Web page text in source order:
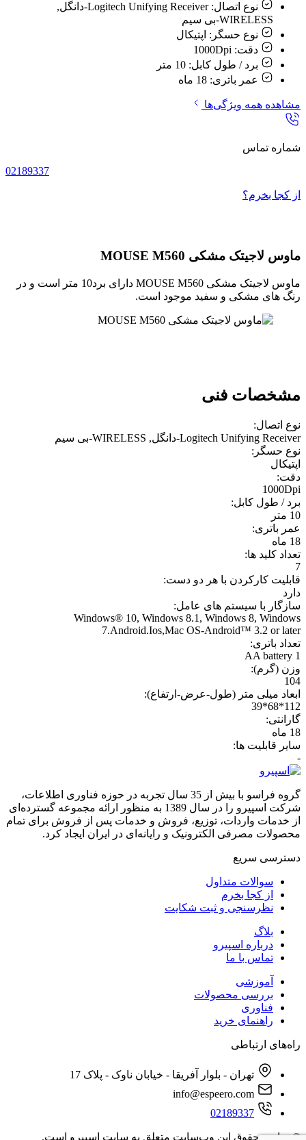
نوع اتصال:
Logitech Unifying Receiver-دانگل,
WIRELESS-بی سیم
نوع حسگر: اپتيکال
دقت: 1000Dpi
برد / طول کابل: 10 متر
عمر باتری: 18 ماه
مشاهده همه ویژگی‌ها
شماره تماس
02189337
از کجا بخرم؟
ماوس لاجیتک مشکی MOUSE M560
ماوس لاجیتک مشکی MOUSE M560 دارای برد10 متر است و در
رنگ های مشکی و سفید موجود است.
مشخصات فنی
نوع اتصال:
Logitech Unifying Receiver-دانگل, WIRELESS-بی سیم
نوع حسگر:
اپتيکال
دقت:
1000Dpi
برد / طول کابل:
10 متر
عمر باتری:
18 ماه
تعداد کلید ها:
7
قابليت کارکردن با هر دو دست:
دارد
سازگار با سیستم های عامل:
Windows® 10, Windows 8.1, Windows 8, Windows
7.Android.Ios,Mac OS-Android™ 3.2 or later
تعداد باتری:
1 AA battery
وزن (گرم):
104
ابعاد میلی متر (طول-عرض-ارتفاع):
112*68*39
گارانتی:
18 ماه
سایر قابلیت ها:
-
گروه فراسو با بیش از 35 سال تجربه در حوزه فناوری اطلاعات،
شرکت اسپیرو را در سال 1389 به منظور ارائه مجموعه گسترده‌ای
از خدمات واردات، توزیع، فروش و خدمات پس از فروش برای تمام
محصولات مصرفی الکترونیک و رایانه‌ای در ایران ایجاد کرد.
دسترسی‌ سریع
سوالات متداول
از کجا بخرم
نظرسنجی و ثبت شکایت
بلاگ
درباره اسپیرو
تماس با ما
آموزشی
بررسی محصولات
فناوری
راهنمای خرید
راه‌های ارتباطی
تهران - بلوار آفریقا - خیابان ناوک - پلاک 17
02189337
© تمامی حقوق این وب‌سایت متعلق به سایت اسپیرو است.